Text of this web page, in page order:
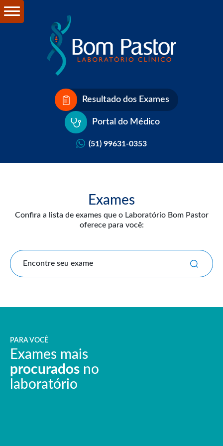
Resultado dos Exames
Portal do Médico
(51) 99631-0353
Exames
Confira a lista de exames que o Laboratório Bom Pastor
oferece para você:
PARA VOCÊ
Exames mais
procurados no
laboratório